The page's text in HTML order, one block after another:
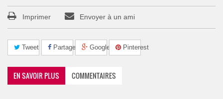
Imprimer Envoyer à un ami
Tweet Partager Google+ Pinterest
EN SAVOIR PLUS COMMENTAIRES